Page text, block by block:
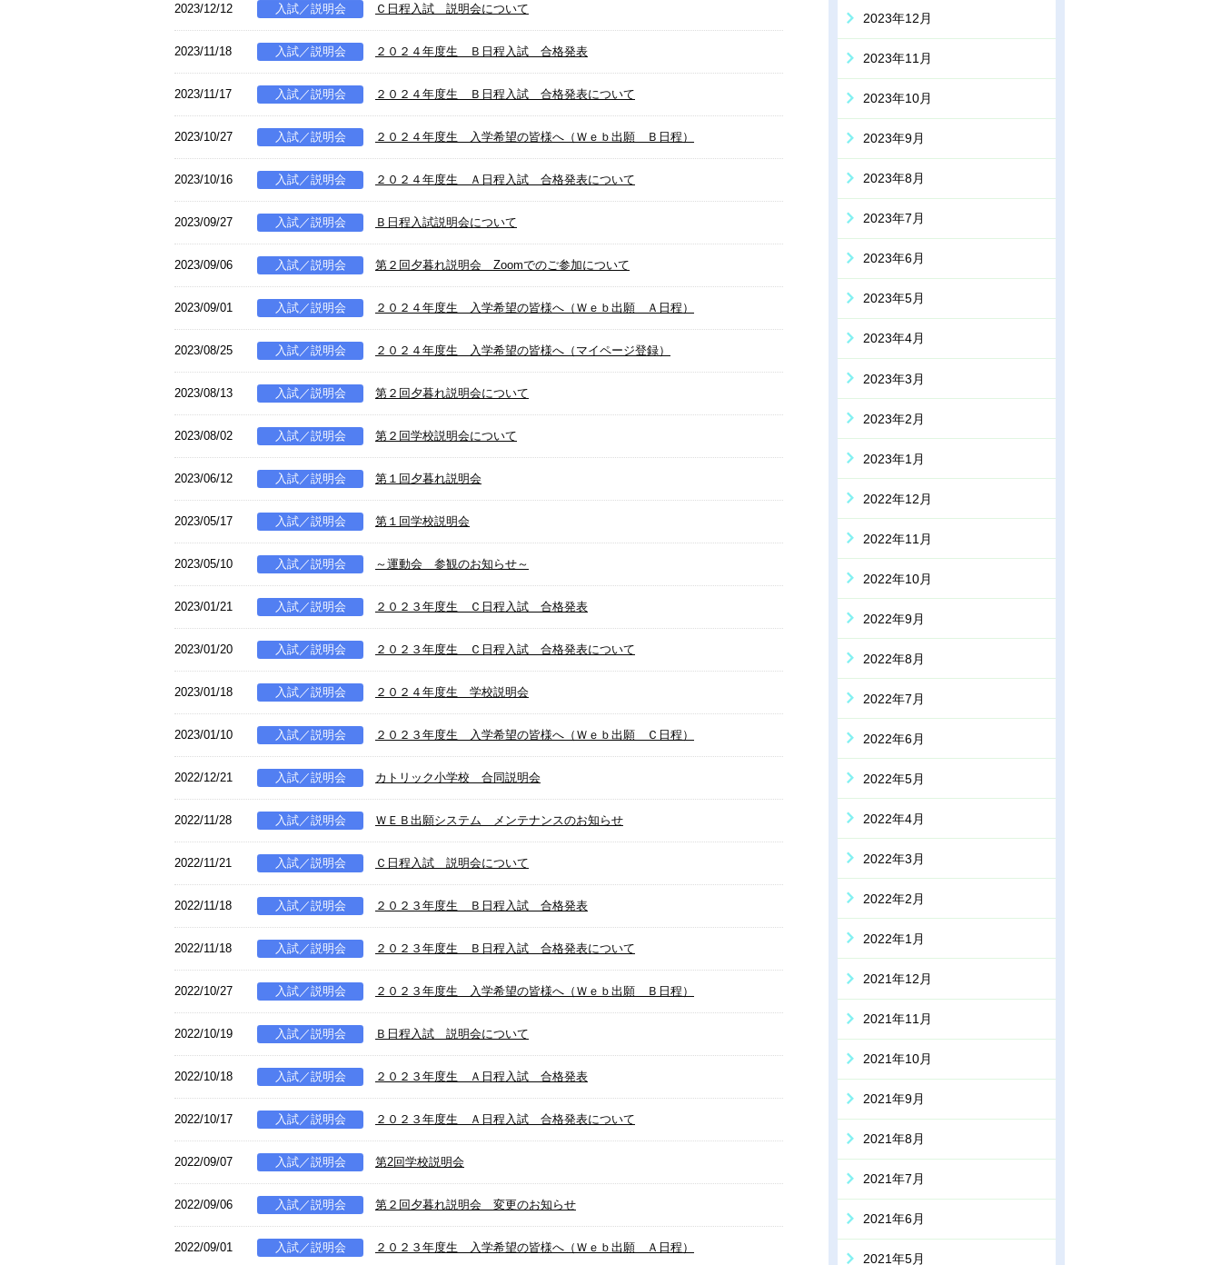
2023/12/12 入試／説明会 Ｃ日程入試 説明会について
2023/11/18 入試／説明会 ２０２４年度生 Ｂ日程入試 合格発表
2023/11/17 入試／説明会 ２０２４年度生 Ｂ日程入試 合格発表について
2023/10/27 入試／説明会 ２０２４年度生 入学希望の皆様へ（Ｗｅｂ出願 Ｂ日程）
2023/10/16 入試／説明会 ２０２４年度生 Ａ日程入試 合格発表について
2023/09/27 入試／説明会 Ｂ日程入試説明会について
2023/09/06 入試／説明会 第２回夕暮れ説明会 Zoomでのご参加について
2023/09/01 入試／説明会 ２０２４年度生 入学希望の皆様へ（Ｗｅｂ出願 Ａ日程）
2023/08/25 入試／説明会 ２０２４年度生 入学希望の皆様へ（マイページ登録）
2023/08/13 入試／説明会 第２回夕暮れ説明会について
2023/08/02 入試／説明会 第２回学校説明会について
2023/06/12 入試／説明会 第１回夕暮れ説明会
2023/05/17 入試／説明会 第１回学校説明会
2023/05/10 入試／説明会 ～運動会 参観のお知らせ～
2023/01/21 入試／説明会 ２０２３年度生 Ｃ日程入試 合格発表
2023/01/20 入試／説明会 ２０２３年度生 Ｃ日程入試 合格発表について
2023/01/18 入試／説明会 ２０２４年度生 学校説明会
2023/01/10 入試／説明会 ２０２３年度生 入学希望の皆様へ（Ｗｅｂ出願 Ｃ日程）
2022/12/21 入試／説明会 カトリック小学校 合同説明会
2022/11/28 入試／説明会 ＷＥＢ出願システム メンテナンスのお知らせ
2022/11/21 入試／説明会 Ｃ日程入試 説明会について
2022/11/18 入試／説明会 ２０２３年度生 Ｂ日程入試 合格発表
2022/11/18 入試／説明会 ２０２３年度生 Ｂ日程入試 合格発表について
2022/10/27 入試／説明会 ２０２３年度生 入学希望の皆様へ（Ｗｅｂ出願 Ｂ日程）
2022/10/19 入試／説明会 Ｂ日程入試 説明会について
2022/10/18 入試／説明会 ２０２３年度生 Ａ日程入試 合格発表
2022/10/17 入試／説明会 ２０２３年度生 Ａ日程入試 合格発表について
2022/09/07 入試／説明会 第2回学校説明会
2022/09/06 入試／説明会 第２回夕暮れ説明会 変更のお知らせ
2022/09/01 入試／説明会 ２０２３年度生 入学希望の皆様へ（Ｗｅｂ出願 Ａ日程）
2023年12月
2023年11月
2023年10月
2023年9月
2023年8月
2023年7月
2023年6月
2023年5月
2023年4月
2023年3月
2023年2月
2023年1月
2022年12月
2022年11月
2022年10月
2022年9月
2022年8月
2022年7月
2022年6月
2022年5月
2022年4月
2022年3月
2022年2月
2022年1月
2021年12月
2021年11月
2021年10月
2021年9月
2021年8月
2021年7月
2021年6月
2021年5月